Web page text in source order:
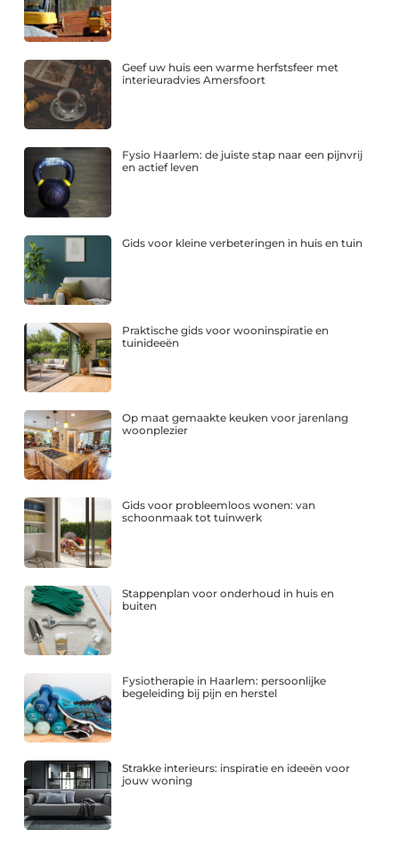
Geef uw huis een warme herfstsfeer met
interieuradvies Amersfoort
Fysio Haarlem: de juiste stap naar een pijnvrij
en actief leven
Gids voor kleine verbeteringen in huis en tuin
Praktische gids voor wooninspiratie en
tuinideeën
Op maat gemaakte keuken voor jarenlang
woonplezier
Gids voor probleemloos wonen: van
schoonmaak tot tuinwerk
Stappenplan voor onderhoud in huis en
buiten
Fysiotherapie in Haarlem: persoonlijke
begeleiding bij pijn en herstel
Strakke interieurs: inspiratie en ideeën voor
jouw woning